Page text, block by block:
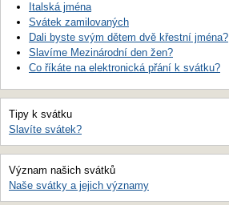
Italská jména
Svátek zamilovaných
Dali byste svým dětem dvě křestní jména?
Slavíme Mezinárodní den žen?
Co říkáte na elektronická přání k svátku?
Tipy k svátku
Slavíte svátek?
Význam našich svátků
Naše svátky a jejich významy